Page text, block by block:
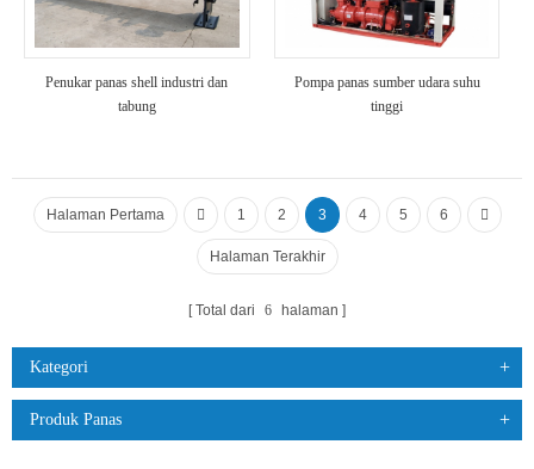
Penukar panas shell industri dan
tabung
Pompa panas sumber udara suhu
tinggi
Halaman Pertama 1 2 3 4 5 6
Halaman Terakhir
Total dari 6 halaman
Kategori
Produk Panas